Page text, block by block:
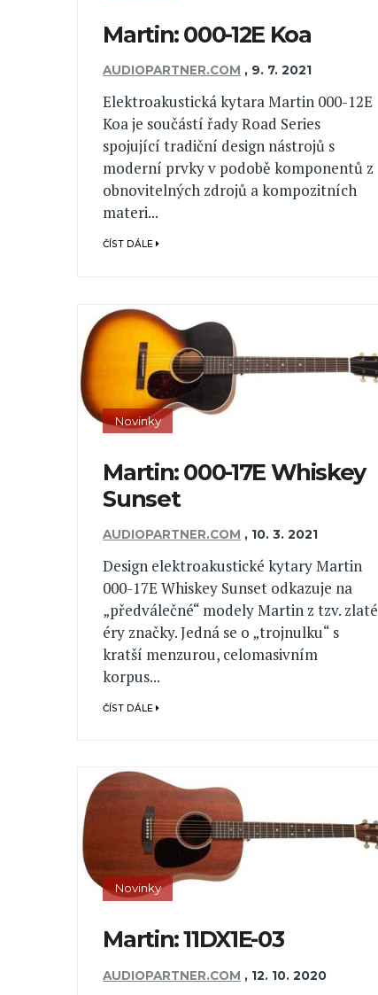
Martin: 000-12E Koa
AUDIOPARTNER.COM , 9. 7. 2021
Elektroakustická kytara Martin 000-12E
Koa je součástí řady Road Series
spojující tradiční design nástrojů s
moderní prvky v podobě komponentů z
obnovitelných zdrojů a kompozitních
materi...
ČÍST DÁLE
Novinky
Martin: 000-17E Whiskey
Sunset
AUDIOPARTNER.COM , 10. 3. 2021
Design elektroakustické kytary Martin
000-17E Whiskey Sunset odkazuje na
„předválečné“ modely Martin z tzv. zlaté
éry značky. Jedná se o „trojnulku“ s
kratší menzurou, celomasivním
korpus...
ČÍST DÁLE
Novinky
Martin: 11DX1E-03
AUDIOPARTNER.COM , 12. 10. 2020